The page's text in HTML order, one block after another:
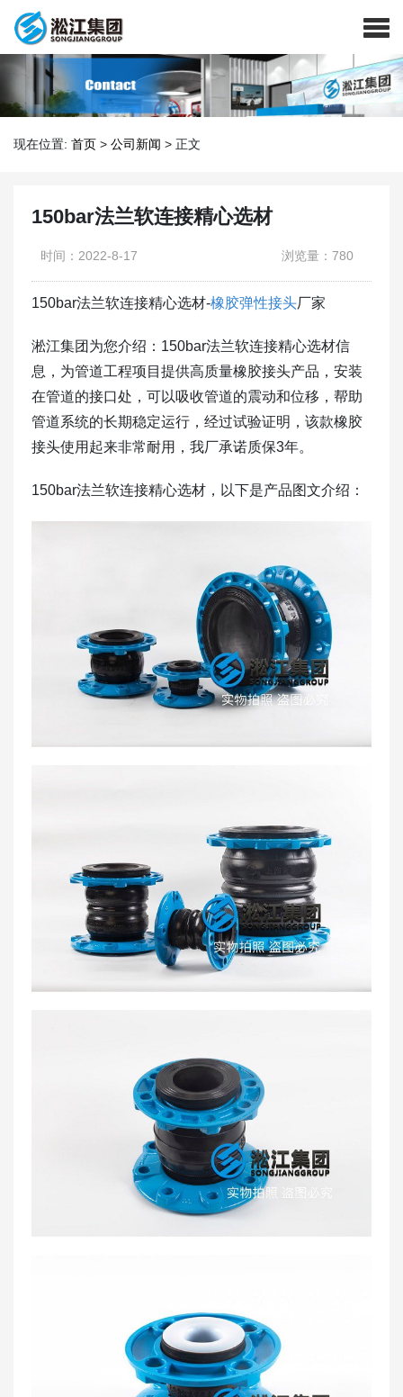
现在位置: 首页 > 公司新闻 > 正文
150bar法兰软连接精心选材
时间：2022-8-17 浏览量：780
150bar法兰软连接精心选材-橡胶弹性接头厂家
淞江集团为您介绍：150bar法兰软连接精心选材信
息，为管道工程项目提供高质量橡胶接头产品，安装
在管道的接口处，可以吸收管道的震动和位移，帮助
管道系统的长期稳定运行，经过试验证明，该款橡胶
接头使用起来非常耐用，我厂承诺质保3年。
150bar法兰软连接精心选材，以下是产品图文介绍：